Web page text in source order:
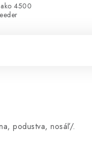
4500
podustva, nosáľ/.